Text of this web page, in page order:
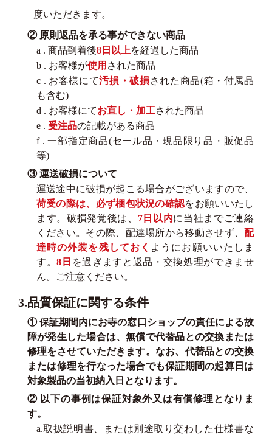
度いただきます。
② 原則返品を承る事ができない商品
a . 商品到着後8日以上を経過した商品
b . お客様が使用 された商品
c . お客様にて汚損・破損 された商品(箱・付属品
も含む)
d . お客様にてお直し・加工された商品
e . 受注品の記載がある商品
f . 一部指定商品(セール品・現品限り品・販促品
等)
③ 運送破損について
運送途中に破損が起こる場合がございますので、
荷受の際は、必ず梱包状況の確認をお願いいたし
ます。破損発覚後は、 7日以内に当社までご連絡
ください。その際、配達場所から移動させず、配
達時の外装を残しておく ようにお願いいたしま
す。8日 を過ぎますと返品・交換処理ができませ
ん。ご注意ください。
3.品質保証に関する条件
① 保証期間内にお寺の窓口ショップの責任による故
障が発生した場合は、無償で代替品との交換または
修理をさせていただきます。なお、代替品との交換
または修理を行なった場合でも保証期間の起算日は
対象製品の当初納入日となります。
② 以下の事例は保証対象外又は有償修理となりま
す。
a.取扱説明書、または別途取り交わした仕様書な